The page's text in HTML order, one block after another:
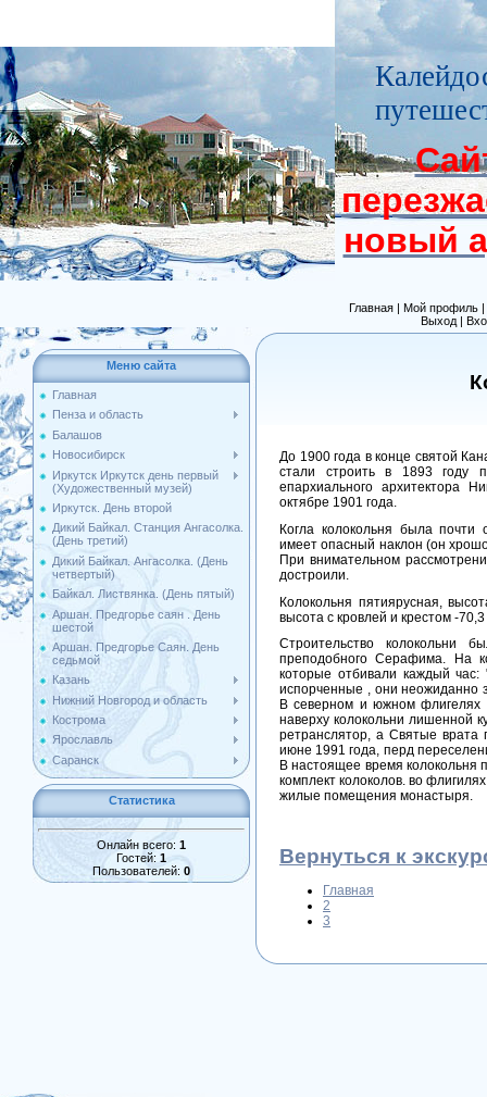
новый
Главная | Мой профиль |
Выход|
Меню сайта
Главная
Пенза и область
Балашов
Новосибирск
Иркутск Иркутск день первый
(Художественный музей)
Иркутск. День второй
Дикий Байкал. Станция Ангасолка.
(День третий)
Дикий Байкал. Ангасолка. (День
четвертый)
Байкал. Листвянка. (День пятый)
Аршан. Предгорье саян . День
шестой
Аршан. Предгорье Саян. День
седьмой
Казань
Нижний Новгород и область
Кострома
Ярославль
Саранск
Статистика
Онлайн всего: 1
Гостей: 1
Пользователей: 0
До 1900 года в конце святой
стали строить в 1893 году
епархиального архитектора
октябре 1901 года.
Когла колокольня была
имеет опасный наклон (он
При внимательном
достроили.
Колокольня пятиярусная,
высота с кровлей и крестом -
Строительство колокольни
преподобного Серафима. На
которые отбивали каждый
испорченные , они неожиданно
В северном и южном флигелях
наверху колокольни лишенной
ретранслятор, а Святые
июне 1991 года, перд
В настоящее время колокольня
комплект колоколов. во
жилые помещения монастыря.
Вернуться к
Главная
2
3